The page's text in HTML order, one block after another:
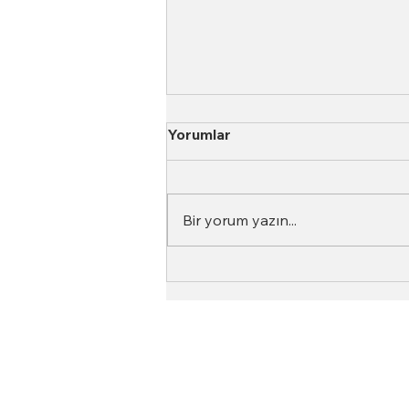
Yorumlar
Bir yorum yazın...